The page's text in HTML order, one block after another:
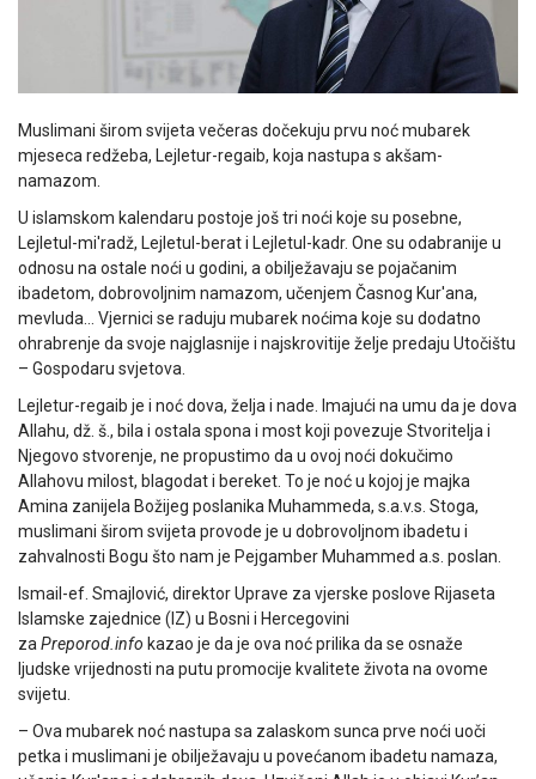
Muslimani širom svijeta večeras dočekuju prvu noć mubarek
mjeseca redžeba, Lejletur-regaib, koja nastupa s akšam-
namazom.
U islamskom kalendaru postoje još tri noći koje su posebne,
Lejletul-mi'radž, Lejletul-berat i Lejletul-kadr. One su odabranije u
odnosu na ostale noći u godini, a obilježavaju se pojačanim
ibadetom, dobrovoljnim namazom, učenjem Časnog Kur'ana,
mevluda… Vjernici se raduju mubarek noćima koje su dodatno
ohrabrenje da svoje najglasnije i najskrovitije želje predaju Utočištu
– Gospodaru svjetova.
Lejletur-regaib je i noć dova, želja i nade. Imajući na umu da je dova
Allahu, dž. š., bila i ostala spona i most koji povezuje Stvoritelja i
Njegovo stvorenje, ne propustimo da u ovoj noći dokučimo
Allahovu milost, blagodat i bereket. To je noć u kojoj je majka
Amina zanijela Božijeg poslanika Muhammeda, s.a.v.s. Stoga,
muslimani širom svijeta provode je u dobrovoljnom ibadetu i
zahvalnosti Bogu što nam je Pejgamber Muhammed a.s. poslan.
Ismail-ef. Smajlović, direktor Uprave za vjerske poslove Rijaseta
Islamske zajednice (IZ) u Bosni i Hercegovini
zaPreporod.info kazao je da je ova noć prilika da se osnaže
ljudske vrijednosti na putu promocije kvalitete života na ovome
svijetu.
– Ova mubarek noć nastupa sa zalaskom sunca prve noći uoči
petka i muslimani je obilježavaju u povećanom ibadetu namaza,